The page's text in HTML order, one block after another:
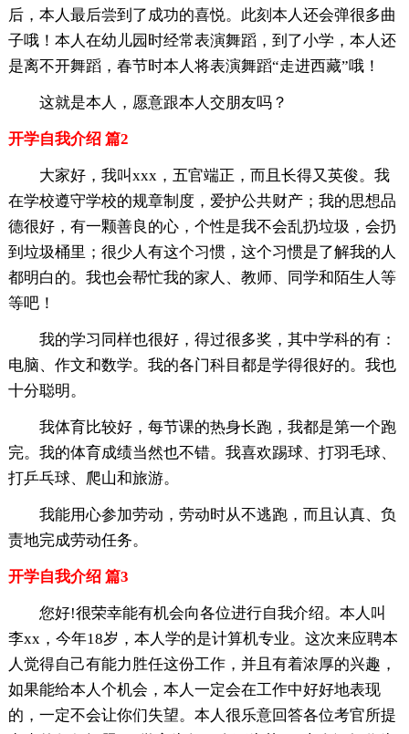
后，本人最后尝到了成功的喜悦。此刻本人还会弹很多曲
子哦！本人在幼儿园时经常表演舞蹈，到了小学，本人还
是离不开舞蹈，春节时本人将表演舞蹈“走进西藏”哦！
这就是本人，愿意跟本人交朋友吗？
开学自我介绍 篇2
大家好，我叫xxx，五官端正，而且长得又英俊。我
在学校遵守学校的规章制度，爱护公共财产；我的思想品
德很好，有一颗善良的心，个性是我不会乱扔垃圾，会扔
到垃圾桶里；很少人有这个习惯，这个习惯是了解我的人
都明白的。我也会帮忙我的家人、教师、同学和陌生人等
等吧！
我的学习同样也很好，得过很多奖，其中学科的有：
电脑、作文和数学。我的各门科目都是学得很好的。我也
十分聪明。
我体育比较好，每节课的热身长跑，我都是第一个跑
完。我的体育成绩当然也不错。我喜欢踢球、打羽毛球、
打乒乓球、爬山和旅游。
我能用心参加劳动，劳动时从不逃跑，而且认真、负
责地完成劳动任务。
开学自我介绍 篇3
您好!很荣幸能有机会向各位进行自我介绍。本人叫
李xx，今年18岁，本人学的是计算机专业。这次来应聘本
人觉得自己有能力胜任这份工作，并且有着浓厚的兴趣，
如果能给本人个机会，本人一定会在工作中好好地表现
的，一定不会让你们失望。本人很乐意回答各位考官所提